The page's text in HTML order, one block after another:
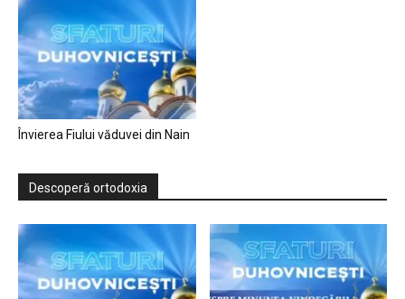
Învierea Fiului văduvei din Nain
Descoperă ortodoxia